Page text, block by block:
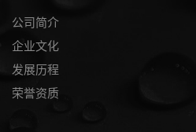
公司简介
企业文化
发展历程
荣誉资质